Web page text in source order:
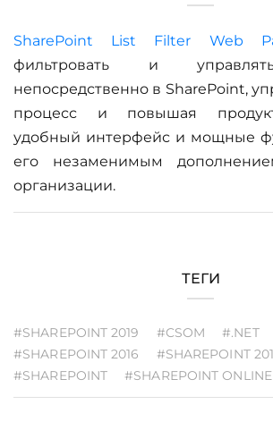
SharePoint List Filter Web
фильтровать и
непосредственно в SharePoint,
процесс и повышая
удобный интерфейс и мощные
его незаменимым
организации.
ТЕГИ
#SHAREPOINT 2019 #CSOM
#.NET
#SHAREPOINT 2016
#SHAREPOINT
#SHAREPOINT
#SHAREPOINT ONLINE